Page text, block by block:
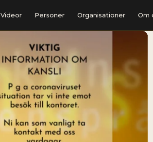
Videor Personer Organisationer Om